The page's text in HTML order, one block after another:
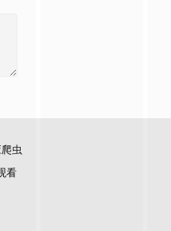
虫
看